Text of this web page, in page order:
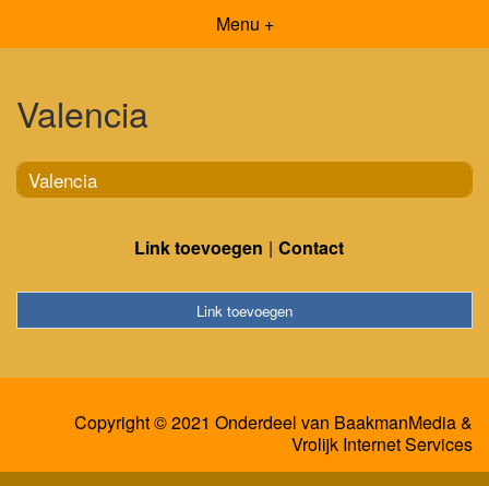
Menu +
Valencia
Valencia
Link toevoegen Contact
Link toevoegen
Copyright © 2021 Onderdeel van BaakmanMedia&
Vrolijk Internet Services